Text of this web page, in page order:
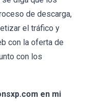
de descarga,
el tráfico y
con la oferta de
con los
en mi